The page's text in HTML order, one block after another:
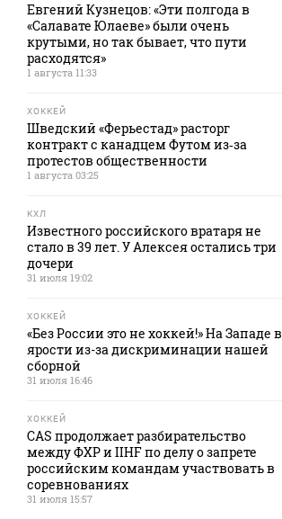
Евгений Кузнецов: «Эти полгода в
«Салавате Юлаеве» были очень
крутыми, но так бывает, что пути
расходятся»
1 августа 11:33
ХОККЕЙ
Шведский «Ферьестад» расторг
контракт с канадцем Футом из‑за
протестов общественности
1 августа 03:25
КХЛ
Известного российского вратаря не
стало в 39 лет. У Алексея остались три
дочери
31 июля 19:02
ХОККЕЙ
«Без России это не хоккей!» На Западе в
ярости из-за дискриминации нашей
сборной
31 июля 16:46
ХОККЕЙ
CAS продолжает разбирательство
между ФХР и IIHF по делу о запрете
российским командам участвовать в
соревнованиях
31 июля 15:57